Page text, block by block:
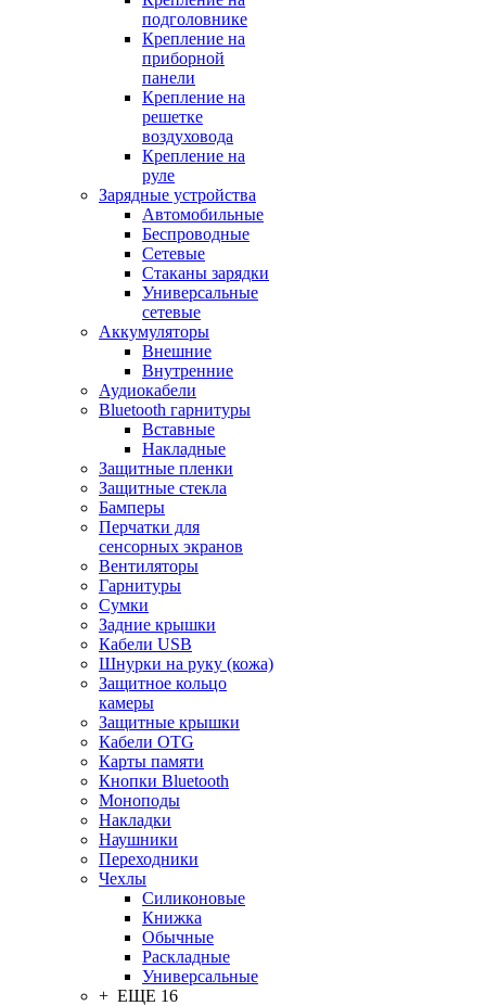
подголовнике
Крепление на
приборной
панели
Крепление на
решетке
воздуховода
Крепление на
руле
Зарядные устройства
Автомобильные
Беспроводные
Сетевые
Стаканы зарядки
Универсальные
сетевые
Аккумуляторы
Внешние
Внутренние
Аудиокабели
Bluetooth гарнитуры
Вставные
Накладные
Защитные пленки
Защитные стекла
Бамперы
Перчатки для
сенсорных экранов
Вентиляторы
Гарнитуры
Сумки
Задние крышки
Кабели USB
Шнурки на руку (кожа)
Защитное кольцо
камеры
Защитные крышки
Кабели OTG
Карты памяти
Кнопки Bluetooth
Моноподы
Накладки
Наушники
Переходники
Чехлы
Силиконовые
Книжка
Обычные
Раскладные
Универсальные
+ ЕЩЕ 16